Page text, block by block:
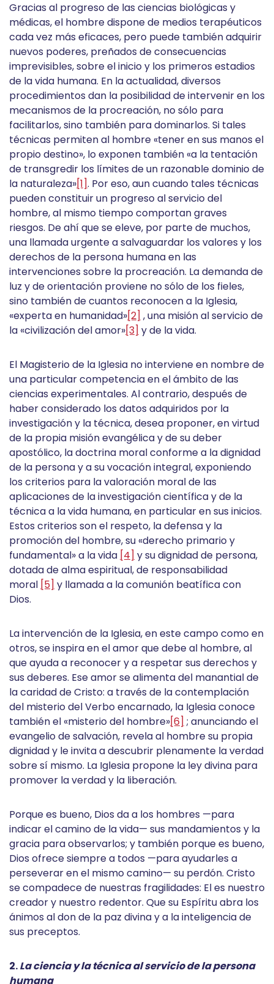
Gracias al progreso de las ciencias biológicas y
médicas, el hombre dispone de medios terapéuticos
cada vez más eficaces, pero puede también adquirir
nuevos poderes, preñados de consecuencias
imprevisibles, sobre el inicio y los primeros estadios
de la vida humana. En la actualidad, diversos
procedimientos dan la posibilidad de intervenir en los
mecanismos de la procreación, no sólo para
facilitarlos, sino también para dominarlos. Si tales
técnicas permiten al hombre «tener en sus manos el
propio destino», lo exponen también «a la tentación
de transgredir los límites de un razonable dominio de
la naturaleza»[1]. Por eso, aun cuando tales técnicas
pueden constituir un progreso al servicio del
hombre, al mismo tiempo comportan graves
riesgos. De ahí que se eleve, por parte de muchos,
una llamada urgente a salvaguardar los valores y los
derechos de la persona humana en las
intervenciones sobre la procreación. La demanda de
luz y de orientación proviene no sólo de los fieles,
sino también de cuantos reconocen a la Iglesia,
«experta en humanidad»[2] , una misión al servicio de
la «civilización del amor»[3] y de la vida.
El Magisterio de la Iglesia no interviene en nombre de
una particular competencia en el ámbito de las
ciencias experimentales. Al contrario, después de
haber considerado los datos adquiridos por la
investigación y la técnica, desea proponer, en virtud
de la propia misión evangélica y de su deber
apostólico, la doctrina moral conforme a la dignidad
de la persona y a su vocación integral, exponiendo
los criterios para la valoración moral de las
aplicaciones de la investigación científica y de la
técnica a la vida humana, en particular en sus inicios.
Estos criterios son el respeto, la defensa y la
promoción del hombre, su «derecho primario y
fundamental» a la vida [4] y su dignidad de persona,
dotada de alma espiritual, de responsabilidad
moral [5] y llamada a la comunión beatífica con
Dios.
La intervención de la Iglesia, en este campo como en
otros, se inspira en el amor que debe al hombre, al
que ayuda a reconocer y a respetar sus derechos y
sus deberes. Ese amor se alimenta del manantial de
la caridad de Cristo: a través de la contemplación
del misterio del Verbo encarnado, la Iglesia conoce
también el «misterio del hombre»[6] ; anunciando el
evangelio de salvación, revela al hombre su propia
dignidad y le invita a descubrir plenamente la verdad
sobre sí mismo. La Iglesia propone la ley divina para
promover la verdad y la liberación.
Porque es bueno, Dios da a los hombres —para
indicar el camino de la vida— sus mandamientos y la
gracia para observarlos; y también porque es bueno,
Dios ofrece siempre a todos —para ayudarles a
perseverar en el mismo camino— su perdón. Cristo
se compadece de nuestras fragilidades: El es nuestro
creador y nuestro redentor. Que su Espíritu abra los
ánimos al don de la paz divina y a la inteligencia de
sus preceptos.
2.La ciencia y la técnica al servicio de la persona
humana